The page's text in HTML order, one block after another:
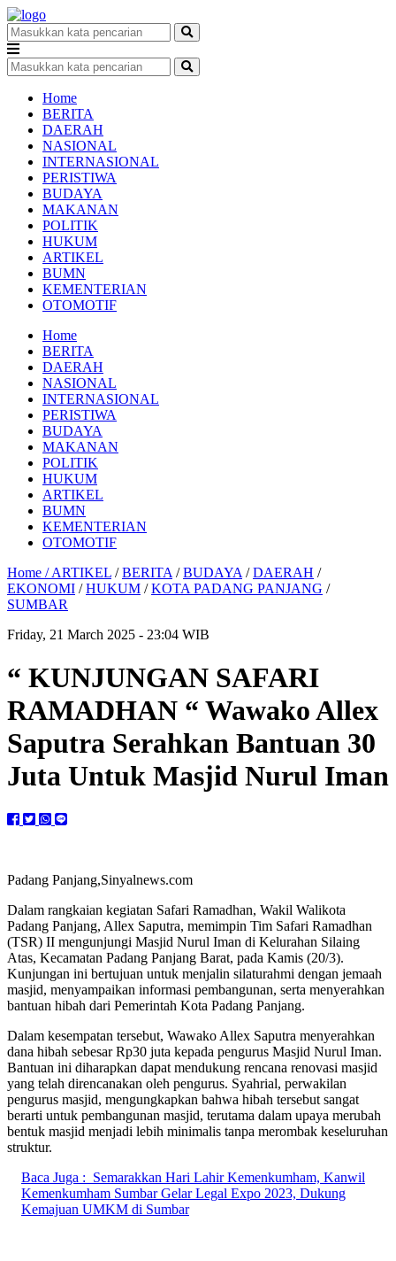
Home
BERITA
DAERAH
NASIONAL
INTERNASIONAL
PERISTIWA
BUDAYA
MAKANAN
POLITIK
HUKUM
ARTIKEL
BUMN
KEMENTERIAN
OTOMOTIF
Home
BERITA
DAERAH
NASIONAL
INTERNASIONAL
PERISTIWA
BUDAYA
MAKANAN
POLITIK
HUKUM
ARTIKEL
BUMN
KEMENTERIAN
OTOMOTIF
Home /ARTIKEL /BERITA /BUDAYA /DAERAH /
EKONOMI /HUKUM /KOTA PADANG PANJANG /
SUMBAR
Friday, 21 March 2025 - 23:04 WIB
“ KUNJUNGAN SAFARI
RAMADHAN “ Wawako Allex
Saputra Serahkan Bantuan 30
Juta Untuk Masjid Nurul Iman
Padang Panjang,Sinyalnews.com
Dalam rangkaian kegiatan Safari Ramadhan, Wakil Walikota
Padang Panjang, Allex Saputra, memimpin Tim Safari Ramadhan
(TSR) II mengunjungi Masjid Nurul Iman di Kelurahan Silaing
Atas, Kecamatan Padang Panjang Barat, pada Kamis (20/3).
Kunjungan ini bertujuan untuk menjalin silaturahmi dengan jemaah
masjid, menyampaikan informasi pembangunan, serta menyerahkan
bantuan hibah dari Pemerintah Kota Padang Panjang.​​
Dalam kesempatan tersebut, Wawako Allex Saputra menyerahkan
dana hibah sebesar Rp30 juta kepada pengurus Masjid Nurul Iman.
Bantuan ini diharapkan dapat mendukung rencana renovasi masjid
yang telah direncanakan oleh pengurus. Syahrial, perwakilan
pengurus masjid, mengungkapkan bahwa hibah tersebut sangat
berarti untuk pembangunan masjid, terutama dalam upaya merubah
bentuk masjid menjadi lebih minimalis tanpa merombak keseluruhan
struktur. ​​
Baca Juga : Semarakkan Hari Lahir Kemenkumham, Kanwil
Kemenkumham Sumbar Gelar Legal Expo 2023, Dukung
Kemajuan UMKM di Sumbar